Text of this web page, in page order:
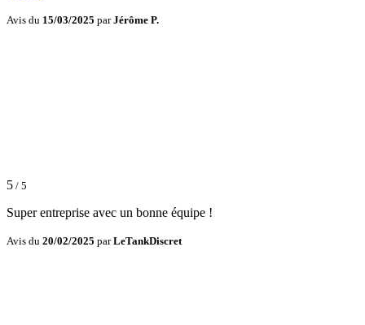
Avis du 15/03/2025 parJérôme P.
5 / 5
Super entreprise avec un bonne équipe !
Avis du 20/02/2025 parLeTankDiscret